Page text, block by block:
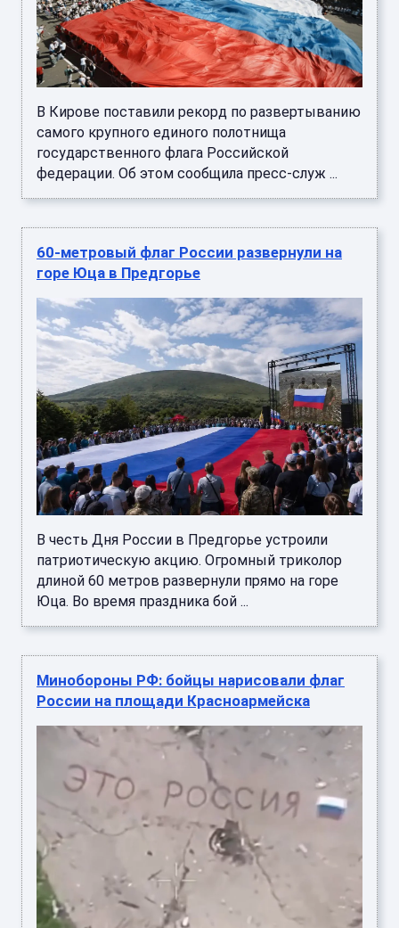
В Кирове поставили рекорд по развертыванию
самого крупного единого полотнища
государственного флага Российской
федерации. Об этом сообщила пресс-служ ...
60-метровый флаг России развернули на
горе Юца в Предгорье
В честь Дня России в Предгорье устроили
патриотическую акцию. Огромный триколор
длиной 60 метров развернули прямо на горе
Юца. Во время праздника бой ...
Минобороны РФ: бойцы нарисовали флаг
России на площади Красноармейска